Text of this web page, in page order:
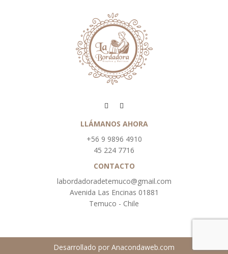
LLÁMANOS AHORA
+56 9 9896 4910
45 224 7716
CONTACTO
labordadoradetemuco@gmail.com
Avenida Las Encinas 01881
Temuco - Chile
Desarrollado por Anacondaweb.com